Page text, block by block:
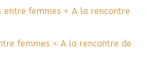
entre femmes « A la rencontre
femmes « A la rencontre de